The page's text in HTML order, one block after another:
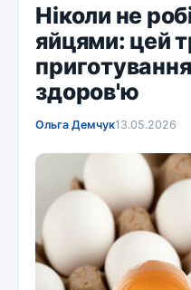
Ніколи не
яйцями: цей
здоров'ю
Ольга Демчук13.05.2026